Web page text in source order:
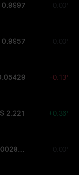
0.9997 0.00%
0.9957 0.00%
-0.13%
$ 2.221 +0.36%
$ 0.000002869 0.00%